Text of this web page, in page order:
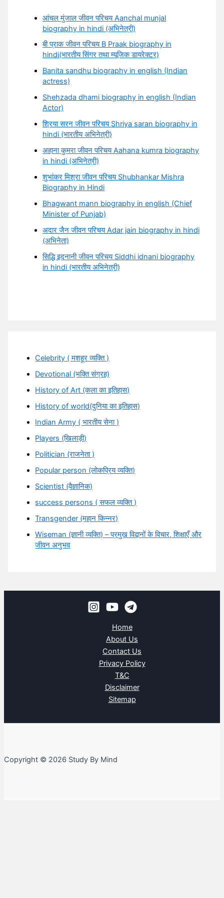
आंचल मुंजाल जीवन परिचय Aanchal munjal
biography in hindi (अभिनेत्री)
बी प्राक जीवन परिचय B Praak biography in
hindi(भारतीय सिंगर तथा म्यूजिक डायरेक्टर)
Banita sandhu biography in english (Indian
actress)
Shehzada dhami biography in english (Indian
Actor)
श्रिया सरन जीवन परिचय Shriya saran biography in
hindi (भारतीय अभिनेत्री)
अहाना कुमरा जीवन परिचय Aahana kumra biography
in hindi (अभिनेत्री)
शुभांकर मिश्रा जीवन परिचय Shubhankar Mishra
Biography in Hindi
Bhagwant mann biography in english (Chief
Minister of Punjab)
अदार जैन जीवन परिचय Adar jain biography in hindi
(अभिनेता)
सिद्धि इदनानी जीवन परिचय Siddhi idnani biography
in hindi (भारतीय अभिनेत्री)
Celebrity ( मशहूर व्यक्ति )
Devotional (भक्ति संग्रह)
History of Art (कला का इतिहास)
History of world(दुनिया का इतिहास)
Indian Army ( भारतीय सेना )
Players (खिलाड़ी)
Politician (राजनेता )
Popular person (लोकप्रिय व्यक्ति)
Scientist (वैज्ञानिक)
success persons ( सफल व्यक्ति )
Transgender (महान किन्नर)
Wiseman (ज्ञानी व्यक्ति) – प्रमुख विद्वानों के विचार, शिक्षाएँ और
जीवन अनुभव
Home
About Us
Contact Us
Privacy Policy
T&C
Disclaimer
Sitemap
Copyright © 2026 Study By Mind